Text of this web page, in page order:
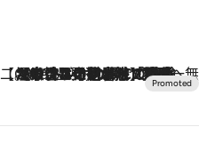
【CREA×星野リゾート】唯一無二。癒しと発見が待つ場所へ
2026.8.7
【トンボの足水浴】ヒノキの香りに包まれて涼感マックス！約13℃の湧水かけ流しを避暑地「星野温泉 トンボの湯」で体験